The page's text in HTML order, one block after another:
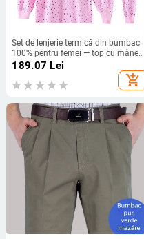
Set de lenjerie termică din bumbac
100% pentru femei — top cu mâneci
lungi și pantaloni lungi, toamnă-
189.07 Lei
add_shopping_cart